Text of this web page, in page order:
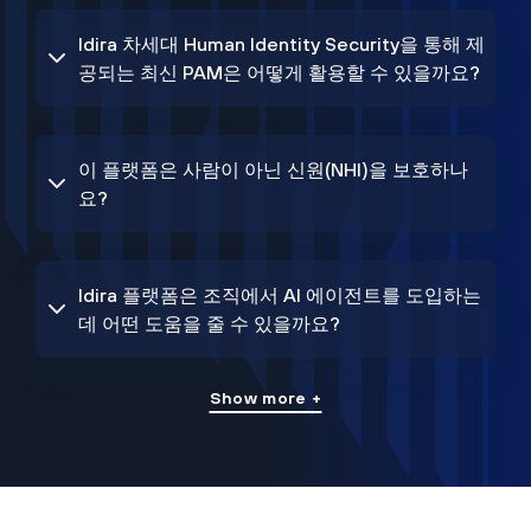
Idira 차세대 Human Identity Security을 통해 제
공되는 최신 PAM은 어떻게 활용할 수 있을까요?
이 플랫폼은 사람이 아닌 신원(NHI)을 보호하나
요?
Idira 플랫폼은 조직에서 AI 에이전트를 도입하는
데 어떤 도움을 줄 수 있을까요?
Show more +